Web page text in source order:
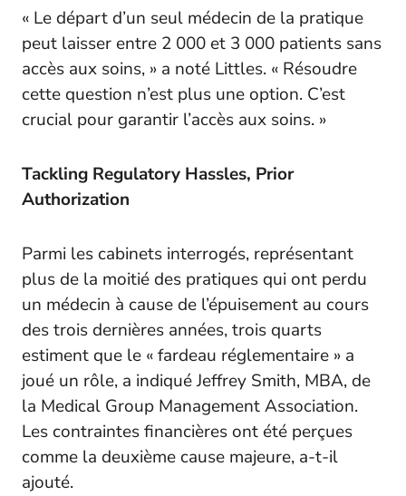
« Le départ d’un seul médecin de la pratique
peut laisser entre 2 000 et 3 000 patients sans
accès aux soins, » a noté Littles. « Résoudre
cette question n’est plus une option. C’est
crucial pour garantir l’accès aux soins. »
Tackling Regulatory Hassles, Prior
Authorization
Parmi les cabinets interrogés, représentant
plus de la moitié des pratiques qui ont perdu
un médecin à cause de l’épuisement au cours
des trois dernières années, trois quarts
estiment que le « fardeau réglementaire » a
joué un rôle, a indiqué Jeffrey Smith, MBA, de
la Medical Group Management Association.
Les contraintes financières ont été perçues
comme la deuxième cause majeure, a-t-il
ajouté.